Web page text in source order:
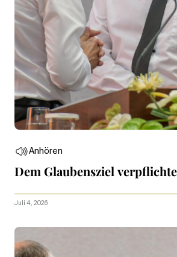
Anhören
Dem Glaubensziel
Juli 4, 2026